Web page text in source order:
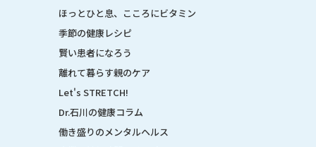
ほっとひと息、こころにビタミン
季節の健康レシピ
賢い患者になろう
離れて暮らす親のケア
Let's STRETCH!
Dr.石川の健康コラム
働き盛りのメンタルヘルス